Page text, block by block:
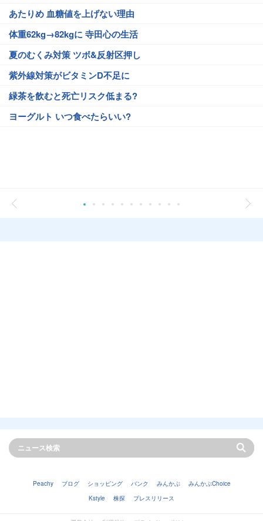
あたりめ 血糖値を上げない理由
体重62kg→82kgに 寺田心の生活
夏のむくみ対策 ツボ&反射区押し
紫外線対策がビタミンD不足に
緑茶を飲むと死亡リスク低まる?
ヨーグルト いつ食べたらいい?
Peachy ブログ ショッピング バンク みんかぶ
みんかぶChoice
Kstyle
株探 プレスリリース